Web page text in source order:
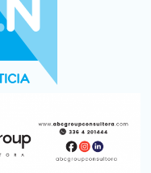
y consumo
por el país, un 5,9%
en julio: bajó un 12,6%